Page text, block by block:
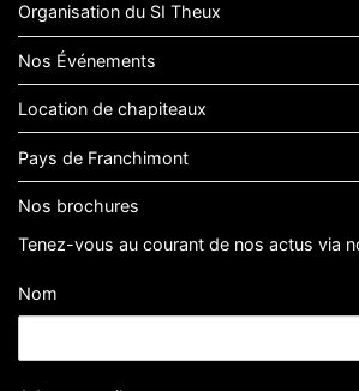
Organisation du SI Theux
Nos Événements
Location de chapiteaux
Pays de Franchimont
Nos brochures
Tenez-vous au courant de nos actus via
Nom